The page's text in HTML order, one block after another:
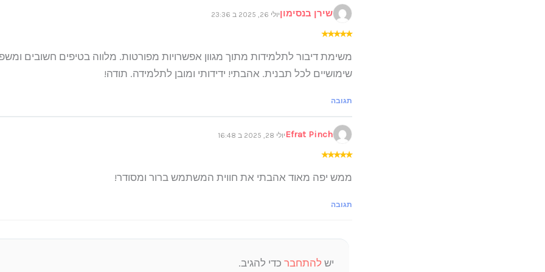
שירן בנסימוןיולי 26, 2025 ב 23:36
★
★
★
★
★
משימת דיבור לתלמידות מתוך מגוון אפשרויות מפורטות. מלווה בטיפים חשובים
שימושיים לכל תבנית. אהבתי! ידידותי ומובן לתלמידה. תודה!
תגובה
Efrat Pinchיולי 28, 2025 ב 16:48
★
★
★
★
★
ממש יפה מאוד אהבתי את חווית המשתמש ברור ומסודר!
תגובה
יש להתחבר כדי להגיב.